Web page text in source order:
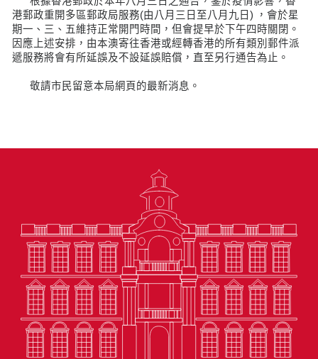
港郵政重開多區郵政局服務(由八月三日至八月九日) ，會於星
期一、三、五維持正常開門時間，但會提早於下午四時關閉。
因應上述安排，由本澳寄往香港或經轉香港的所有類別郵件派
遞服務將會有所延誤及不設延誤賠償，直至另行通告為止。
敬請市民留意本局網頁的最新消息。